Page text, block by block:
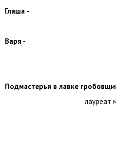
Глаша -
Варя -
Подмастерья в лавке
лауреат